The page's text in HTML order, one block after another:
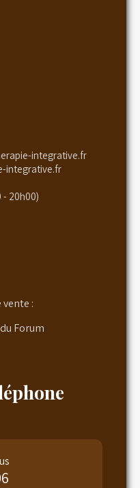
integrative.fr
integrative.fr
- 20h00)
:
Forum